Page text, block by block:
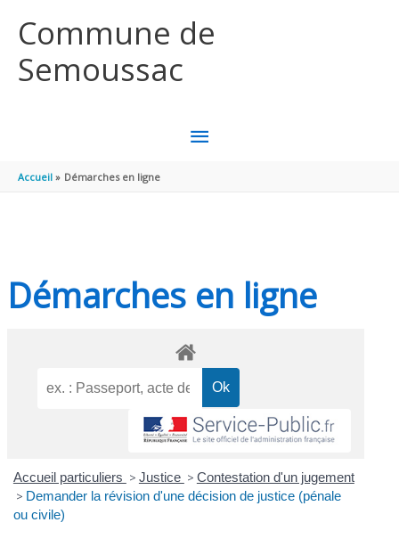
Commune de
Semoussac
MENU
Accueil Démarches en ligne
Démarches en ligne
Accueil particuliers > Justice > Contestation d'un jugement
> Demander la révision d'une décision de justice (pénale
ou civile)